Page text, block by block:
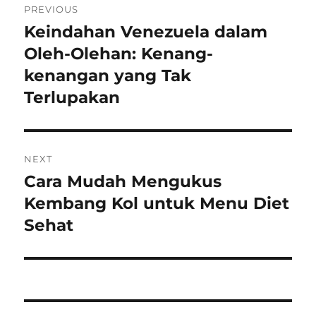
pos
PREVIOUS
Previous
post:
Keindahan Venezuela dalam
Oleh-Olehan: Kenang-
kenangan yang Tak
Terlupakan
NEXT
Next
post:
Cara Mudah Mengukus
Kembang Kol untuk Menu Diet
Sehat